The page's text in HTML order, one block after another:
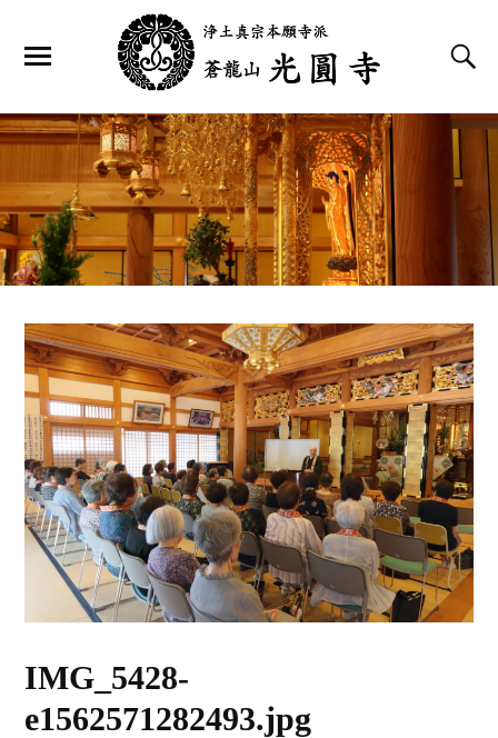
IMG_5428-
e1562571282493.jpg